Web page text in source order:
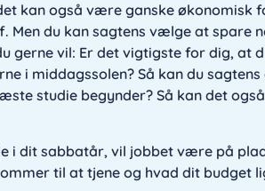
kan også være ganske
Men du kan sagtens vælge at spare
gerne vil: Er det vigtigste for dig, at
i middagssolen? Så kan du
studie begynder? Så kan det
i dit sabbatår, vil jobbet være på
til at tjene og hvad dit budget